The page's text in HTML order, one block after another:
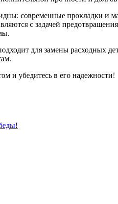
современные прокладки и
с задачей
для замены расходных
и убедитесь в его надежности!